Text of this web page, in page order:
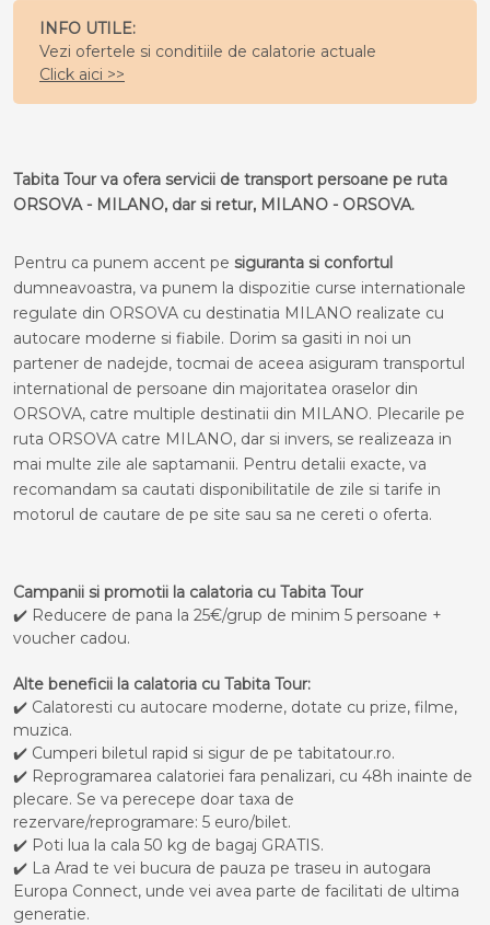
INFO UTILE:
Vezi ofertele si conditiile de calatorie actuale
Click aici >>
Tabita Tour va ofera servicii de transport persoane pe ruta
ORSOVA - MILANO, dar si retur, MILANO - ORSOVA.
Pentru ca punem accent pe siguranta si confortul
dumneavoastra, va punem la dispozitie curse internationale
regulate din ORSOVA cu destinatia MILANO realizate cu
autocare moderne si fiabile. Dorim sa gasiti in noi un
partener de nadejde, tocmai de aceea asiguram transportul
international de persoane din majoritatea oraselor din
ORSOVA, catre multiple destinatii din MILANO. Plecarile pe
ruta ORSOVA catre MILANO, dar si invers, se realizeaza in
mai multe zile ale saptamanii. Pentru detalii exacte, va
recomandam sa cautati disponibilitatile de zile si tarife in
motorul de cautare de pe site sau sa ne cereti o oferta.
Campanii si promotii la calatoria cu Tabita Tour
✔️ Reducere de pana la 25€/grup de minim 5 persoane +
voucher cadou.
Alte beneficii la calatoria cu Tabita Tour:
✔️ Calatoresti cu autocare moderne, dotate cu prize, filme,
muzica.
✔️ Cumperi biletul rapid si sigur de pe tabitatour.ro.
✔️ Reprogramarea calatoriei fara penalizari, cu 48h inainte de
plecare. Se va perecepe doar taxa de
rezervare/reprogramare: 5 euro/bilet.
✔️ Poti lua la cala 50 kg de bagaj GRATIS.
✔️ La Arad te vei bucura de pauza pe traseu in autogara
Europa Connect, unde vei avea parte de facilitati de ultima
generatie.